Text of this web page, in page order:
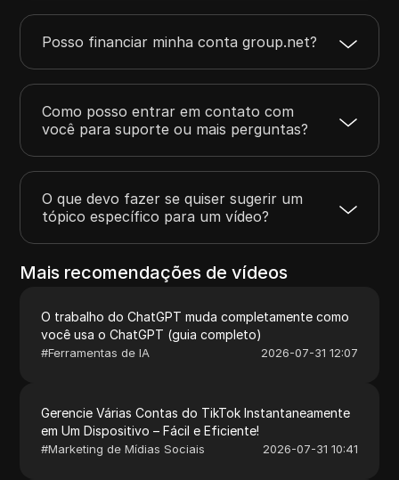
Posso financiar minha conta group.net?
Como posso entrar em contato com
você para suporte ou mais perguntas?
O que devo fazer se quiser sugerir um
tópico específico para um vídeo?
Mais recomendações de vídeos
O trabalho do ChatGPT muda completamente como
você usa o ChatGPT (guia completo)
#Ferramentas de IA 2026-07-31 12:07
Gerencie Várias Contas do TikTok Instantaneamente
em Um Dispositivo – Fácil e Eficiente!
#Marketing de Mídias Sociais 2026-07-31 10:41